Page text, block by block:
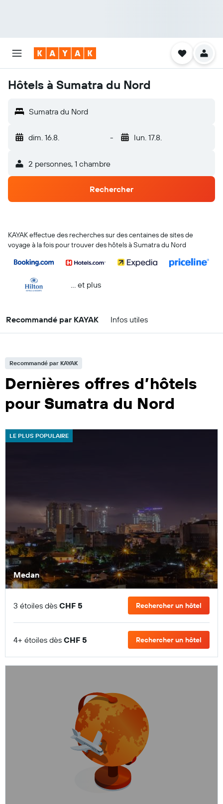
Hôtels à Sumatra du Nord
Sumatra du Nord
dim. 16.8. - lun. 17.8.
2 personnes, 1 chambre
Rechercher
KAYAK effectue des recherches sur des centaines de sites de
voyage à la fois pour trouver des hôtels à Sumatra du Nord
… et plus
Recommandé par KAYAK Infos utiles
Recommandé par KAYAK
Dernières offres d’hôtels
pour Sumatra du Nord
LE PLUS POPULAIRE
Medan
3 étoiles dès CHF 5 Rechercher un hôtel
4+ étoiles dès CHF 5 Rechercher un hôtel